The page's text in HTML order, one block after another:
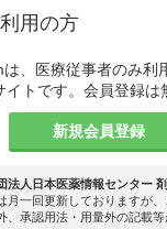
用の方
は、医療従事者のみ利
イトです。会員登録は
新規会員登録
法人日本医薬情報センター
月一回更新しておりますが
、承認用法・用量外の記載